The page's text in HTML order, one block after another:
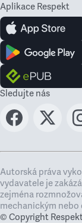
Aplikace Respekt
Sledujte nás
Autorská práva
vydavatele je
zejména
mechanickým nebo
© Copyright Respekt